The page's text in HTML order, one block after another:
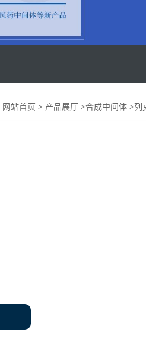
网站首页 > 产品展厅 >合成中间体 >列